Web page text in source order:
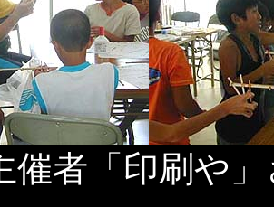
催者「印刷や